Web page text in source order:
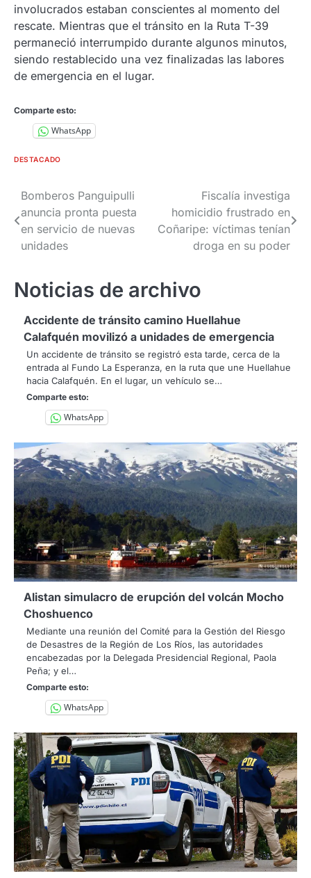
involucrados estaban conscientes al momento del
rescate. Mientras que el tránsito en la Ruta T-39
permaneció interrumpido durante algunos minutos,
siendo restablecido una vez finalizadas las labores
de emergencia en el lugar.
Comparte esto:
WhatsApp
DESTACADO
Navegación
de
entradas
Bomberos Panguipulli
anuncia pronta puesta
en servicio de nuevas
unidades
Fiscalía investiga
homicidio frustrado en
Coñaripe: víctimas tenían
droga en su poder
Noticias de archivo
Accidente de tránsito camino Huellahue
Calafquén movilizó a unidades de emergencia
Un accidente de tránsito se registró esta tarde, cerca de la
entrada al Fundo La Esperanza, en la ruta que une Huellahue
hacia Calafquén. En el lugar, un vehículo se…
Comparte esto:
WhatsApp
Alistan simulacro de erupción del volcán Mocho
Choshuenco
Mediante una reunión del Comité para la Gestión del Riesgo
de Desastres de la Región de Los Ríos, las autoridades
encabezadas por la Delegada Presidencial Regional, Paola
Peña; y el…
Comparte esto:
WhatsApp